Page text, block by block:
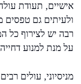
אישיים, תעודת
ולעיתים גם טפסים
רבה יש לצירוף כל
על מנת למנוע
מניסיוני, עולים